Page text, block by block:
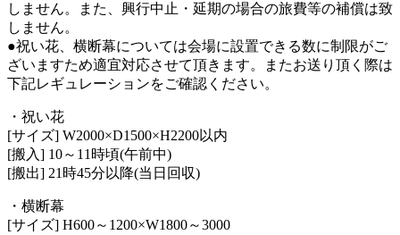
しません。また、興行中止・延期の場合の旅費等の補償は致
しません。
●祝い花、横断幕については会場に設置できる数に制限がご
ざいますため適宜対応させて頂きます。またお送り頂く際は
下記レギュレーションをご確認ください。
・祝い花
[サイズ] W2000×D1500×H2200以内
[搬入] 10～11時頃(午前中)
[搬出] 21時45分以降(当日回収)
・横断幕
[サイズ] H600～1200×W1800～3000